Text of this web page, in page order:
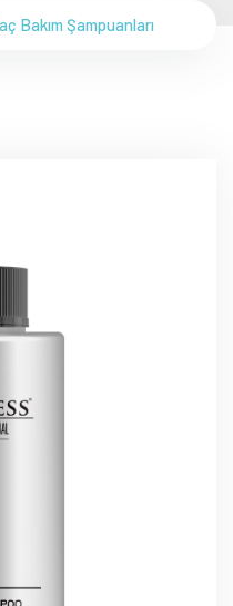
Bakım Şampuanları